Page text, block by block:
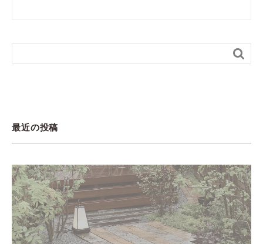

最近の投稿